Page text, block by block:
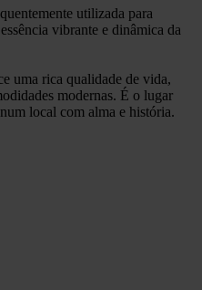
utilizada para
vibrante e dinâmica da
uma rica qualidade de vida,
modernas. É o lugar
local com alma e história.